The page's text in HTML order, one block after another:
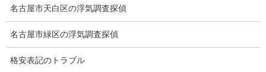
結婚前の行動調査
結婚調査
名古屋市天白区の浮気調査探偵
名古屋市緑区の浮気調査探偵
格安表記のトラブル